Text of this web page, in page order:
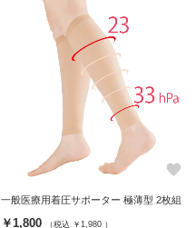
favorite
一般医療用着圧サポーター 極薄型 2枚組
￥1,800 （税込 ￥1,980 ）